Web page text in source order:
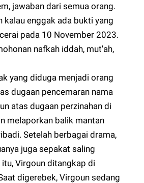
jawaban dari semua orang.
kalau enggak ada bukti yang
pada 10 November 2023.
nafkah iddah, mut'ah,
yang diduga menjadi orang
dugaan pencemaran nama
atas dugaan perzinahan di
melaporkan balik mantan
Setelah berbagai drama,
juga sepakat saling
Virgoun ditangkap di
digerebek, Virgoun sedang